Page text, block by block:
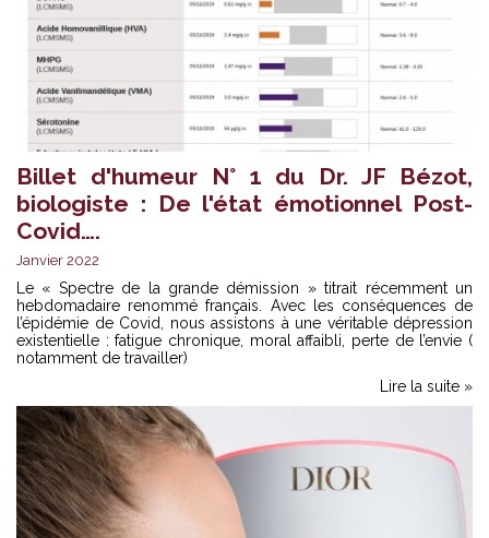
Billet d'humeur N° 1 du Dr. JF Bézot,
biologiste : De l'état émotionnel Post-
Covid….
Janvier 2022
Le « Spectre de la grande démission » titrait récemment un
hebdomadaire renommé français. Avec les conséquences de
l’épidémie de Covid, nous assistons à une véritable dépression
existentielle : fatigue chronique, moral affaibli, perte de l’envie (
notamment de travailler)
Lire la suite »